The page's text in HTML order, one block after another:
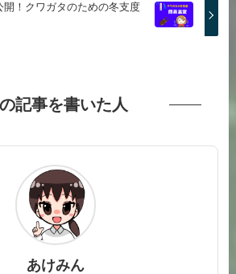
！クワガタのための冬支度
記事を書いた人
あけみん